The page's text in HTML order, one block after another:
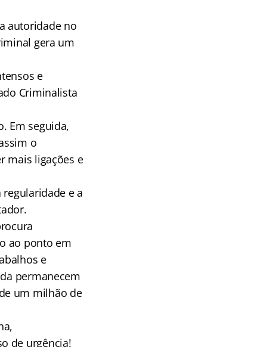
autoridade no
gera um
e
Criminalista
Em seguida,
o
mais ligações e
e a
ao ponto em
e
permanecem
um milhão de
de urgência!